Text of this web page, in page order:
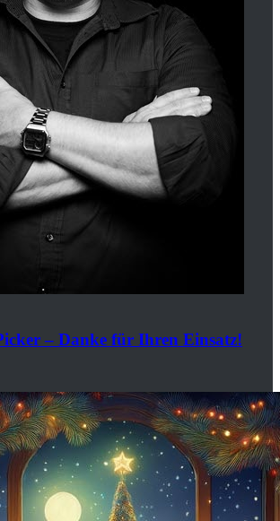
– Danke für Ihren Einsatz!